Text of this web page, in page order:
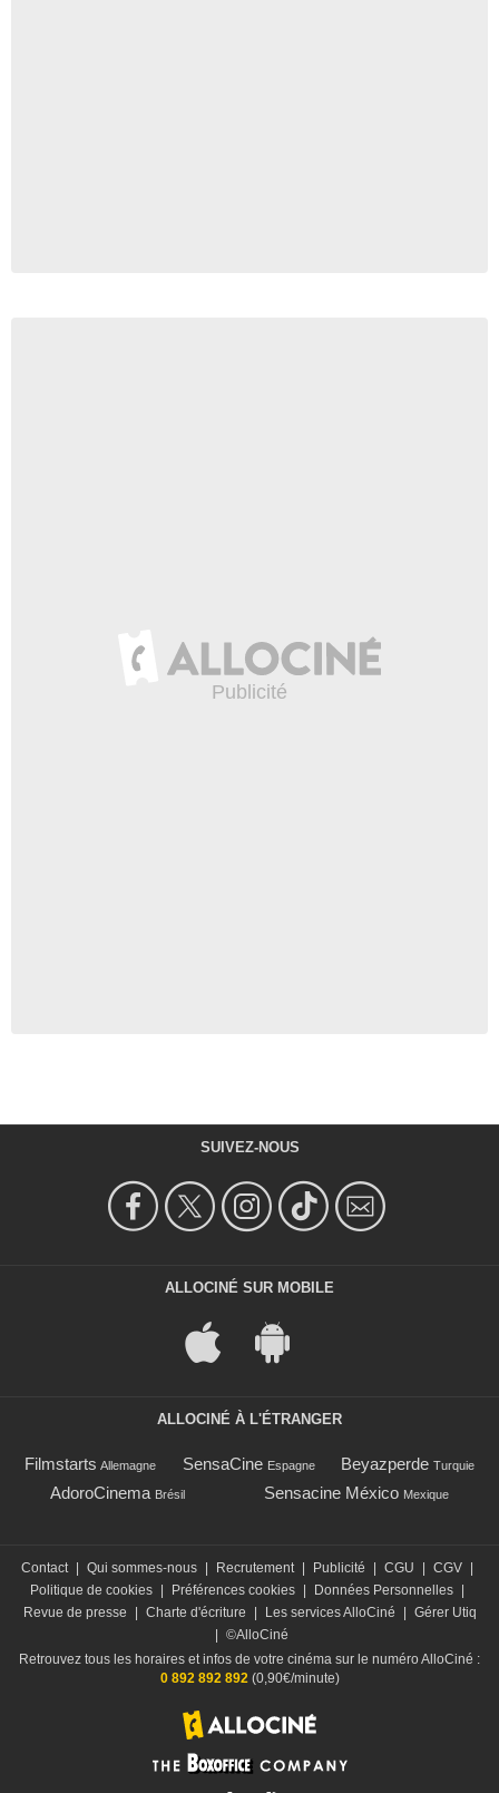
SUIVEZ-NOUS
ALLOCINÉ SUR MOBILE
ALLOCINÉ À L'ÉTRANGER
Filmstarts Allemagne SensaCine Espagne Beyazperde Turquie
AdoroCinema Brésil Sensacine México Mexique
Contact Qui sommes-nous Recrutement Publicité CGU CGV
Politique de cookies
Préférences cookies Données Personnelles
Revue de presse
Charte d'écriture Les services AlloCiné
Gérer Utiq
©AlloCiné
Retrouvez tous les horaires et infos de votre cinéma sur le numéro AlloCiné :
0 892 892 892(0,90€/minute)